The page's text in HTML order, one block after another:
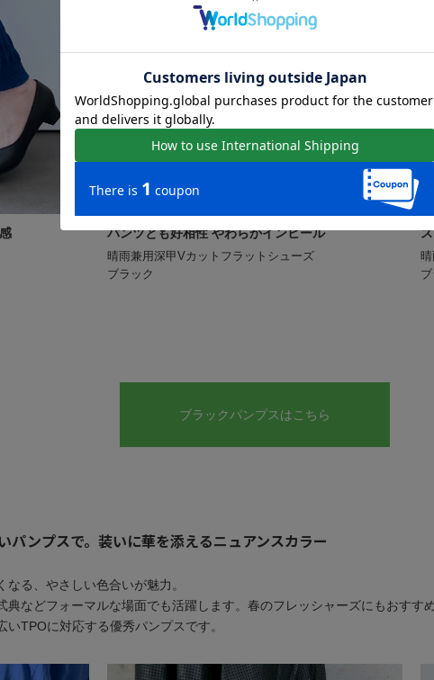
パンツとも好相性 やわらかインヒール
晴雨兼用深甲Vカットフラットシューズ
ブラック
ブラックパンプスはこちら
パンプスで。装いに華を添えるニュアンスカラー
る、やさしい色合いが魅力。
などフォーマルな場面でも活躍します。春のフレッシャーズにもおすすめ
TPOに対応する優秀パンプスです。